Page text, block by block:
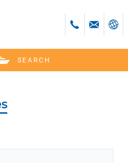
SEARCH